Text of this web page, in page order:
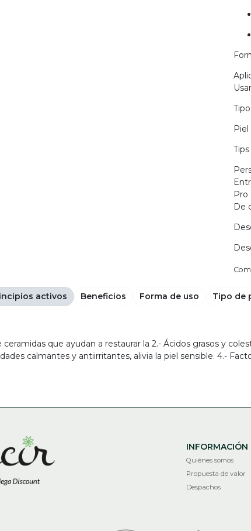
Pro
De
que ayudan a restaurar la 2.- Ácidos grasos y
calmantes y antiirritantes, alivia la piel sensible. 4.-
activos Beneficios Forma de uso Tipo de
INFORMACIÓN
Quiénes somos
Propuesta de valor
Despachos